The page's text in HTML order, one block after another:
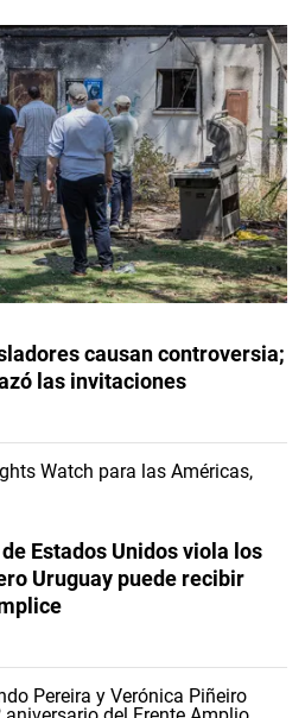
causan controversia;
las invitaciones
Estados Unidos viola los
Uruguay puede recibir